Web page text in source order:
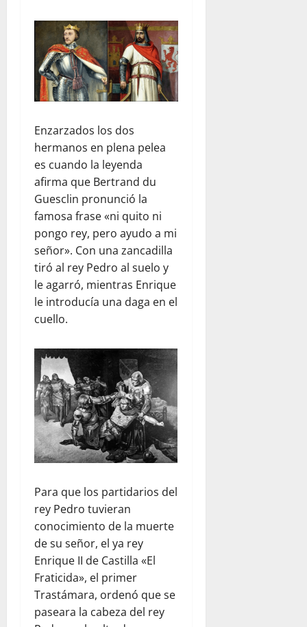
Enzarzados los dos
hermanos en plena pelea
es cuando la leyenda
afirma que Bertrand du
Guesclin pronunció la
famosa frase «ni quito ni
pongo rey, pero ayudo a mi
señor». Con una zancadilla
tiró al rey Pedro al suelo y
le agarró, mientras Enrique
le introducía una daga en el
cuello.
Para que los partidarios del
rey Pedro tuvieran
conocimiento de la muerte
de su señor, el ya rey
Enrique II de Castilla «El
Fraticida», el primer
Trastámara, ordenó que se
paseara la cabeza del rey